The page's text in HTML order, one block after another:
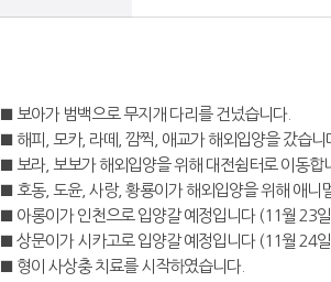
■ 보아가 범백으로 무지개 다리를 건넜습니다.
■ 해피, 모카, 라떼, 깜찍, 애교가 해외입양을 갔습니
■ 보라, 보보가 해외입양을 위해 대전쉼터로 이동합
■ 호동, 도윤, 사랑, 황룡이가 해외입양을 위해 애니
■ 아롱이가 인천으로 입양갈 예정입니다 (11월 23
■ 상문이가 시카고로 입양갈 예정입니다 (11월 24
■ 형이 사상충 치료를 시작하였습니다.